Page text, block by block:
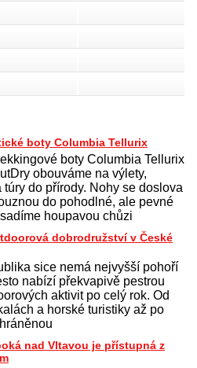
boty Columbia Tellurix
boty Columbia Tellurix
obouváme na výlety,
túry do přírody. Nohy se doslova
do pohodlné, ale pevné
houpavou chůzi
dobrodružství v České
sice nemá nejvyšší pohoří
nabízí překvapivě pestrou
aktivit po celý rok. Od
a horské turistiky až po
nad Vltavou je přístupná z